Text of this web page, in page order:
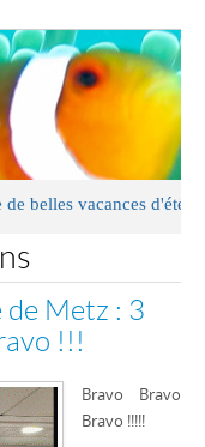
vacances d'été
de Metz : 3
!!!
Bravo Bravo
Bravo !!!!!